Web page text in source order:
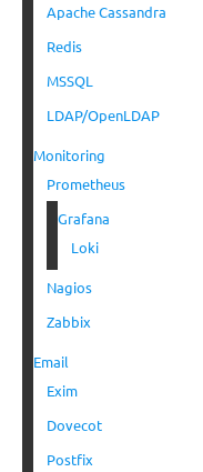
Apache Cassandra
Redis
MSSQL
LDAP/OpenLDAP
Monitoring
Prometheus
Grafana
Loki
Nagios
Zabbix
Email
Exim
Dovecot
Postfix